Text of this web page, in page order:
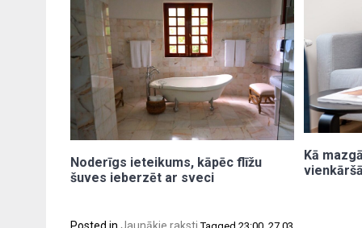
Noderīgs ieteikums, kāpēc flīžu
šuves ieberzēt ar sveci
Kā